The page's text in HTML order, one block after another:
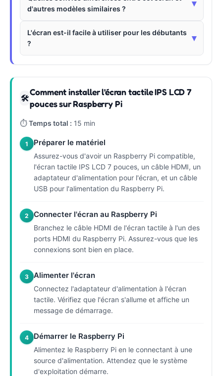
d'autres modèles similaires ?
▾
L'écran est-il facile à utiliser pour les débutants
?
▾
🛠
Comment installer l'écran tactile IPS LCD 7
pouces sur Raspberry Pi
⏱Temps total : 15 min
1 Préparer le matériel
Assurez-vous d'avoir un Raspberry Pi compatible,
l'écran tactile IPS LCD 7 pouces, un câble HDMI, un
adaptateur d'alimentation pour l'écran, et un câble
USB pour l'alimentation du Raspberry Pi.
2 Connecter l'écran au Raspberry Pi
Branchez le câble HDMI de l'écran tactile à l'un des
ports HDMI du Raspberry Pi. Assurez-vous que les
connexions sont bien en place.
3 Alimenter l'écran
Connectez l'adaptateur d'alimentation à l'écran
tactile. Vérifiez que l'écran s'allume et affiche un
message de démarrage.
4 Démarrer le Raspberry Pi
Alimentez le Raspberry Pi en le connectant à une
source d'alimentation. Attendez que le système
d'exploitation démarre.